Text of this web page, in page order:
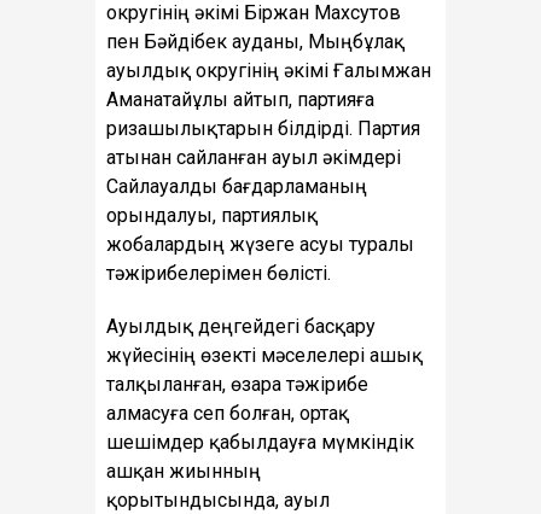
округінің әкімі Біржан Махсутов
пен Бәйдібек ауданы, Мыңбұлақ
ауылдық округінің әкімі Ғалымжан
Аманатайұлы айтып, партияға
ризашылықтарын білдірді. Партия
атынан сайланған ауыл әкімдері
Сайлауалды бағдарламаның
орындалуы, партиялық
жобалардың жүзеге асуы туралы
тәжірибелерімен бөлісті.
Ауылдық деңгейдегі басқару
жүйесінің өзекті мәселелері ашық
талқыланған, өзара тәжірибе
алмасуға сеп болған, ортақ
шешімдер қабылдауға мүмкіндік
ашқан жиынның
қорытындысында, ауыл